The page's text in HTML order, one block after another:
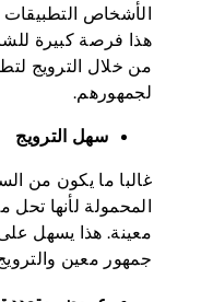
الأشخاص
هذا فرصة كبيرة
من خلال الترويج
لجمهورهم.
سهل الترويج
غالبا ما يكون من
المحمولة لأنها
معينة. هذا يسهل
جمهور معين